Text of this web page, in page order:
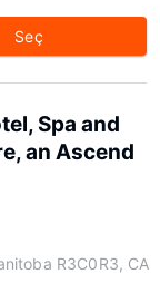
Seç
Spa and
an Ascend
R3C0R3, CA